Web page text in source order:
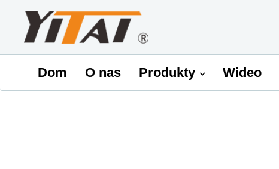
Dom O nas Produkty Wideo